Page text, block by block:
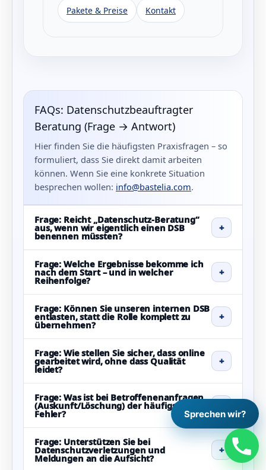
Pakete & Preise Kontakt
FAQs: Datenschutzbeauftragter
Beratung (Frage → Antwort)
Hier finden Sie die häufigsten Praxisfragen – so
formuliert, dass Sie direkt damit arbeiten
können. Wenn Sie eine konkrete Situation
besprechen wollen: info@bastelia.com.
Frage: Reicht „Datenschutz‑Beratung“
aus, wenn wir eigentlich einen DSB
benennen müssten?
+
Frage: Welche Ergebnisse bekomme ich
nach dem Start – und in welcher
Reihenfolge?
+
Frage: Können Sie unseren internen DSB
entlasten, statt die Rolle komplett zu
übernehmen?
+
Frage: Wie stellen Sie sicher, dass online
gearbeitet wird, ohne dass Qualität
leidet?
+
Frage: Was ist bei Betroffenenanfragen
(Auskunft/Löschung) der häufigste
Fehler?
Frage: Unterstützen Sie bei
Datenschutzverletzungen und
Meldungen an die Aufsicht?
+
Sprechen wir?